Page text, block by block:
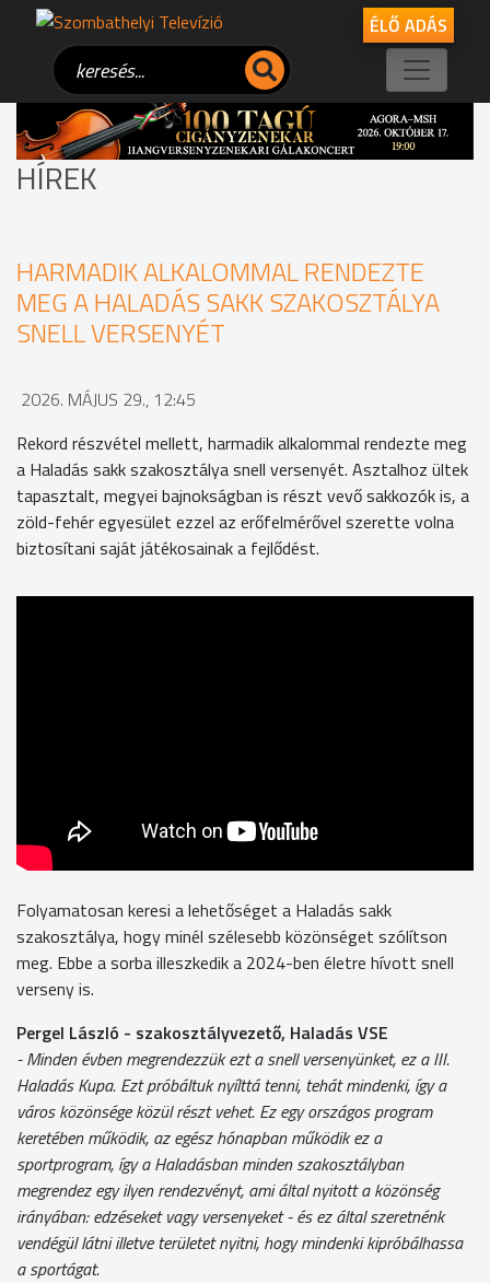
ÉLŐ ADÁS
HÍREK
HARMADIK ALKALOMMAL RENDEZTE
MEG A HALADÁS SAKK SZAKOSZTÁLYA
SNELL VERSENYÉT
2026. MÁJUS 29., 12:45
Rekord részvétel mellett, harmadik alkalommal rendezte meg
a Haladás sakk szakosztálya snell versenyét. Asztalhoz ültek
tapasztalt, megyei bajnokságban is részt vevő sakkozók is, a
zöld-fehér egyesület ezzel az erőfelmérővel szerette volna
biztosítani saját játékosainak a fejlődést.
Folyamatosan keresi a lehetőséget a Haladás sakk
szakosztálya, hogy minél szélesebb közönséget szólítson
meg. Ebbe a sorba illeszkedik a 2024-ben életre hívott snell
verseny is.
Pergel László - szakosztályvezető, Haladás VSE
- Minden évben megrendezzük ezt a snell versenyünket, ez a III.
Haladás Kupa. Ezt próbáltuk nyílttá tenni, tehát mindenki, így a
város közönsége közül részt vehet. Ez egy országos program
keretében működik, az egész hónapban működik ez a
sportprogram, így a Haladásban minden szakosztályban
megrendez egy ilyen rendezvényt, ami által nyitott a közönség
irányában: edzéseket vagy versenyeket - és ez által szeretnénk
vendégül látni illetve területet nyitni, hogy mindenki kipróbálhassa
a sportágat.